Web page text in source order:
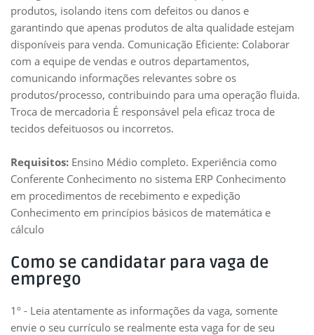
produtos, isolando itens com defeitos ou danos e
garantindo que apenas produtos de alta qualidade estejam
disponíveis para venda. Comunicação Eficiente: Colaborar
com a equipe de vendas e outros departamentos,
comunicando informações relevantes sobre os
produtos/processo, contribuindo para uma operação fluida.
Troca de mercadoria É responsável pela eficaz troca de
tecidos defeituosos ou incorretos.
Requisitos: Ensino Médio completo. Experiência como
Conferente Conhecimento no sistema ERP Conhecimento
em procedimentos de recebimento e expedição
Conhecimento em princípios básicos de matemática e
cálculo
Como se candidatar para vaga de
emprego
1º - Leia atentamente as informações da vaga, somente
envie o seu currículo se realmente esta vaga for de seu